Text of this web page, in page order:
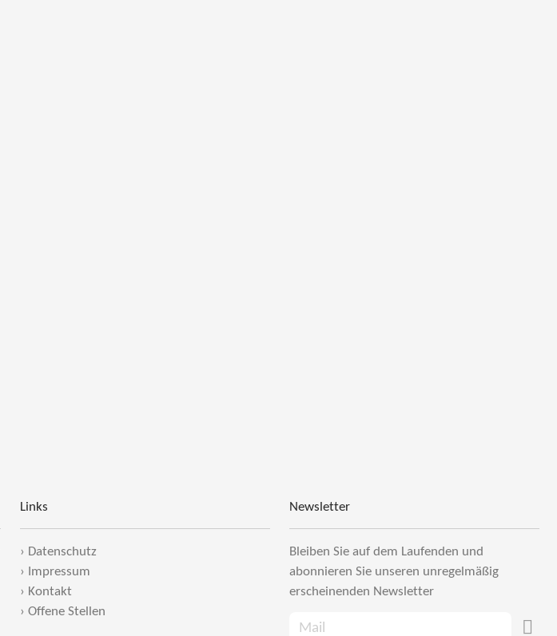
Links
› Datenschutz
›
Impressum
› Kontakt
› Offene Stellen
Newsletter
Bleiben Sie auf dem Laufenden und
abonnieren Sie unseren unregelmäßig
erscheinenden Newsletter